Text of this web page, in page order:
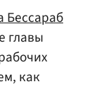
Бессараб
главы
как